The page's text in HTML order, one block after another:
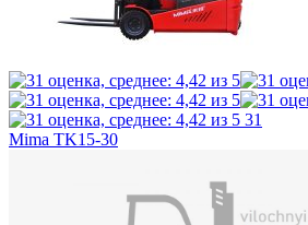
31
Mima TK15-30